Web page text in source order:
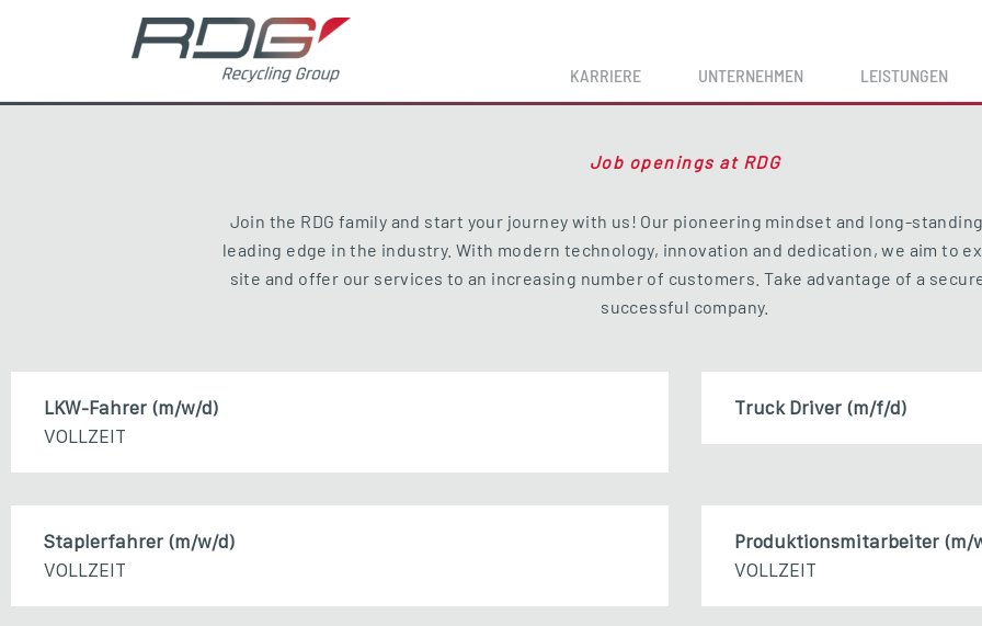
KARRIERE UNTERNEHMEN LEISTUNGEN
Job openings at RDG
Join the RDG family and start your journey with us! Our pioneering mindset and long-
leading edge in the industry. With modern technology, innovation and dedication, we aim to
site and offer our services to an increasing number of customers. Take advantage of a
successful company.
LKW-Fahrer (m/w/d)
VOLLZEIT
Truck Driver (m/f/d)
Staplerfahrer (m/w/d)
VOLLZEIT
Produktionsmitarbeiter (m/
VOLLZEIT